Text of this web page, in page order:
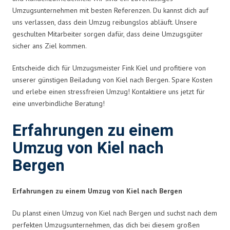
Umzugsunternehmen mit besten Referenzen. Du kannst dich auf
uns verlassen, dass dein Umzug reibungslos abläuft. Unsere
geschulten Mitarbeiter sorgen dafür, dass deine Umzugsgüter
sicher ans Ziel kommen.
Entscheide dich für Umzugsmeister Fink Kiel und profitiere von
unserer günstigen Beiladung von Kiel nach Bergen. Spare Kosten
und erlebe einen stressfreien Umzug! Kontaktiere uns jetzt für
eine unverbindliche Beratung!
Erfahrungen zu einem
Umzug von Kiel nach
Bergen
Erfahrungen zu einem Umzug von Kiel nach Bergen
Du planst einen Umzug von Kiel nach Bergen und suchst nach dem
perfekten Umzugsunternehmen, das dich bei diesem großen